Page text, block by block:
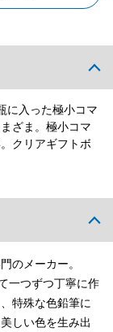
に入った極小コマ
ざま。極小コマ
クリアギフトボ
のメーカー。
一つずつ丁寧に作
特殊な色鉛筆に
しい色を生み出